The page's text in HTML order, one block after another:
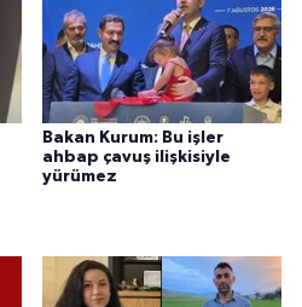
Bakan Kurum: Bu işler
ahbap çavuş ilişkisiyle
yürümez